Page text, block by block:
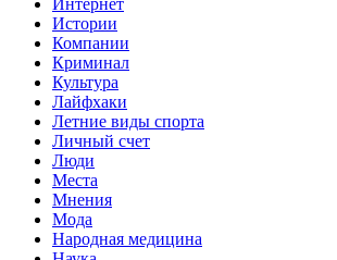
Истории
Компании
Криминал
Культура
Лайфхаки
Летние виды спорта
Личный счет
Люди
Места
Мнения
Мода
Народная медицина